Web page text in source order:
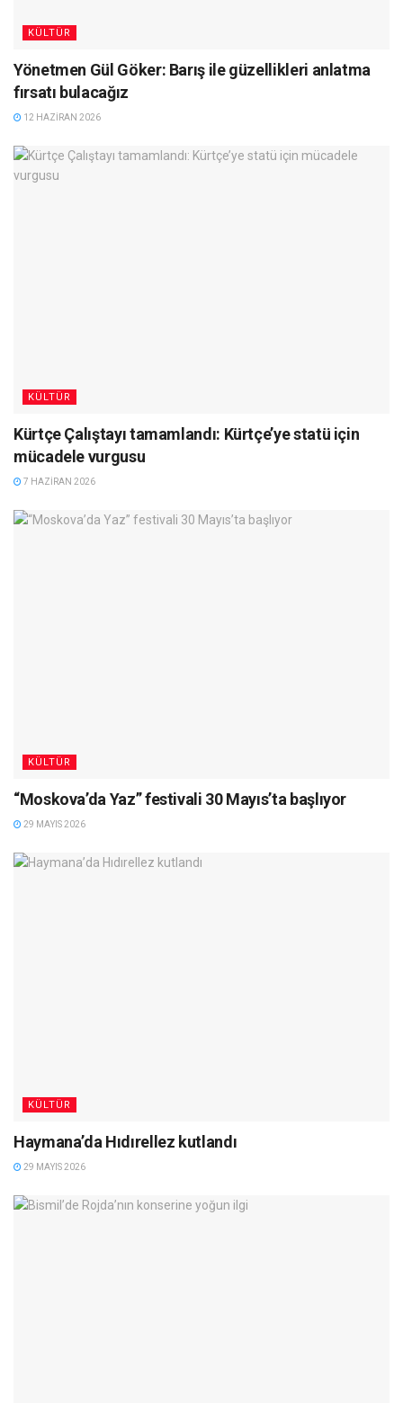
KÜLTÜR
Yönetmen Gül Göker: Barış ile güzellikleri anlatma
fırsatı bulacağız
12 HAZIRAN 2026
KÜLTÜR
Kürtçe Çalıştayı tamamlandı: Kürtçe’ye statü için
mücadele vurgusu
7 HAZIRAN 2026
KÜLTÜR
“Moskova’da Yaz” festivali 30 Mayıs’ta başlıyor
29 MAYIS 2026
KÜLTÜR
Haymana’da Hıdırellez kutlandı
29 MAYIS 2026